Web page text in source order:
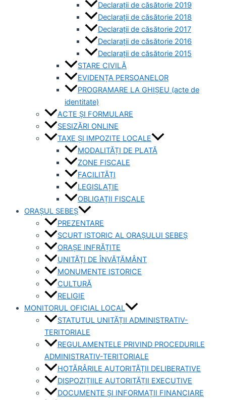
Declarații de căsătorie 2019
Declarații de căsătorie 2018
Declarații de căsătorie 2017
Declarații de căsătorie 2016
Declarații de căsătorie 2015
STARE CIVILĂ
EVIDENȚA PERSOANELOR
PROGRAMARE LA GHIȘEU (acte de
identitate)
ACTE ȘI FORMULARE
SESIZĂRI ONLINE
TAXE ȘI IMPOZITE LOCALE
MODALITĂȚI DE PLATĂ
ZONE FISCALE
FACILITĂȚI
LEGISLAȚIE
OBLIGAȚII FISCALE
ORAȘUL SEBEȘ
PREZENTARE
SCURT ISTORIC AL ORAȘULUI SEBEȘ
ORAȘE INFRĂȚITE
UNITĂȚI DE ÎNVĂȚĂMÂNT
MONUMENTE ISTORICE
CULTURĂ
RELIGIE
MONITORUL OFICIAL LOCAL
STATUTUL UNITĂȚII ADMINISTRATIV-
TERITORIALE
REGULAMENTELE PRIVIND PROCEDURILE
ADMINISTRATIV-TERITORIALE
HOTĂRÂRILE AUTORITĂȚII DELIBERATIVE
DISPOZIȚIILE AUTORITĂȚII EXECUTIVE
DOCUMENTE ȘI INFORMAȚII FINANCIARE